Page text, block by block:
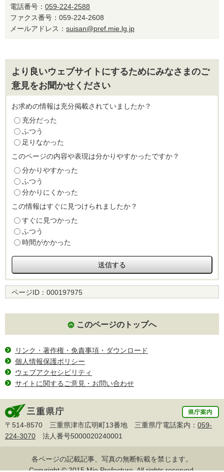
電話番号： 059-224-2588
ファクス番号：059-224-2608
メールアドレス： suisan@pref.mie.lg.jp
より良いウェブサイトにするためにみなさまのご
意見をお聞かせください
お求めの情報は充分掲載されていましたか？
充分だった
ふつう
足りなかった
このページの内容や表現は分かりやすかったですか？
分かりやすかった
ふつう
分かりにくかった
この情報はすぐに見つけられましたか？
すぐに見つかった
ふつう
時間がかかった
ページID： 000197975
このページのトップへ
リンク・著作権・免責事項・ダウンロード
個人情報保護ポリシー
ウェブアクセシビリティ
サイトに関するご意見・お問い合わせ
〒514-8570 三重県津市広明町13番地 三重県庁電話案内： 059-
224-3070 法人番号5000020240001
各ページの記載記事、写真の無断転載を禁じます。
Copyright © 2015 Mie Prefecture, All rights reserved.